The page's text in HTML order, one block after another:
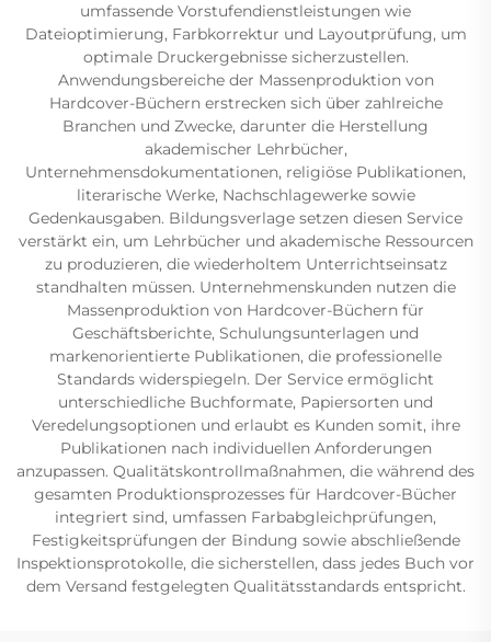
umfassende Vorstufendienstleistungen wie
Dateioptimierung, Farbkorrektur und Layoutprüfung, um
optimale Druckergebnisse sicherzustellen.
Anwendungsbereiche der Massenproduktion von
Hardcover-Büchern erstrecken sich über zahlreiche
Branchen und Zwecke, darunter die Herstellung
akademischer Lehrbücher,
Unternehmensdokumentationen, religiöse Publikationen,
literarische Werke, Nachschlagewerke sowie
Gedenkausgaben. Bildungsverlage setzen diesen Service
verstärkt ein, um Lehrbücher und akademische Ressourcen
zu produzieren, die wiederholtem Unterrichtseinsatz
standhalten müssen. Unternehmenskunden nutzen die
Massenproduktion von Hardcover-Büchern für
Geschäftsberichte, Schulungsunterlagen und
markenorientierte Publikationen, die professionelle
Standards widerspiegeln. Der Service ermöglicht
unterschiedliche Buchformate, Papiersorten und
Veredelungsoptionen und erlaubt es Kunden somit, ihre
Publikationen nach individuellen Anforderungen
anzupassen. Qualitätskontrollmaßnahmen, die während des
gesamten Produktionsprozesses für Hardcover-Bücher
integriert sind, umfassen Farbabgleichprüfungen,
Festigkeitsprüfungen der Bindung sowie abschließende
Inspektionsprotokolle, die sicherstellen, dass jedes Buch vor
dem Versand festgelegten Qualitätsstandards entspricht.